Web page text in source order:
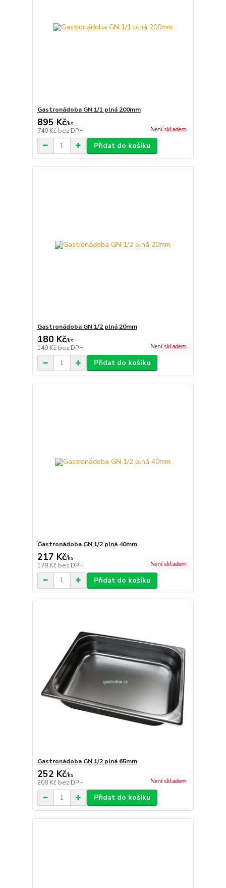
Gastronádoba GN 1/1 plná 200mm
895 Kč/ks
740 Kč bez DPH Není skladem
Přidat do košíku
Gastronádoba GN 1/2 plná 20mm
180 Kč/ks
149 Kč bez DPH Není skladem
Přidat do košíku
Gastronádoba GN 1/2 plná 40mm
217 Kč/ks
179 Kč bez DPH Není skladem
Přidat do košíku
Gastronádoba GN 1/2 plná 65mm
252 Kč/ks
208 Kč bez DPH Není skladem
Přidat do košíku